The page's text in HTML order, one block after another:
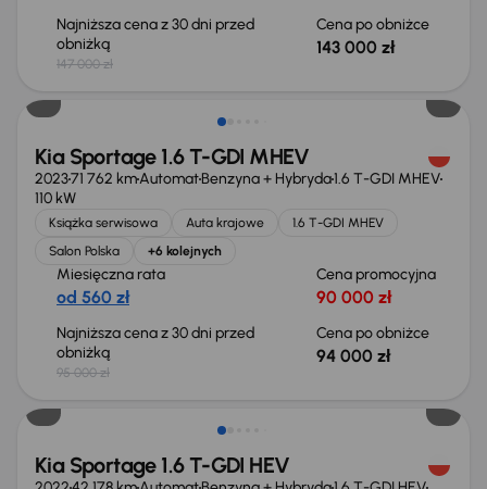
Najniższa cena z 30 dni przed
obniżką
147 000 zł
Cena po obniżce
143 000 zł
Taniej o 1 000 zł
Kia Sportage 1.6 T-GDI MHEV
202371 762 kmAutomatBenzyna + Hybryda1.6 T-GDI MHEV
110 kW
Książka serwisowa Auta krajowe
1.6 T-GDI MHEV
Salon Polska
+6 kolejnych
Miesięczna rata
od 560 zł
Cena promocyjna
90 000 zł
Najniższa cena z 30 dni przed
obniżką
95 000 zł
Cena po obniżce
94 000 zł
Taniej o 3 000 zł
Kia Sportage 1.6 T-GDI HEV